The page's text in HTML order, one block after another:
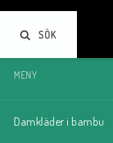
SÖK
MENY
Damkläder i bambu